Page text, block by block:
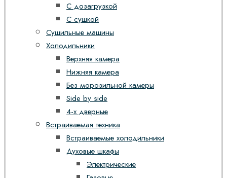
С дозагрузкой
С сушкой
Сушильные машины
Холодильники
Верхняя камера
Нижняя камера
Без морозильной камеры
Side by side
4-х дверные
Встраиваемая техника
Встраиваемые холодильники
Духовые шкафы
Электрические